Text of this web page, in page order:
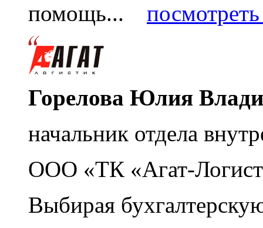
помощь...
Горелова Юлия
начальник отдела
ООО «ТК «Агат-
Выбирая